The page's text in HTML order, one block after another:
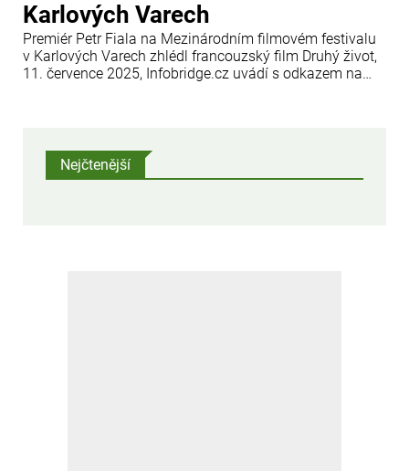
Karlových Varech
Premiér Petr Fiala na Mezinárodním filmovém festivalu
v Karlových Varech zhlédl francouzský film Druhý život,
11. července 2025, Infobridge.cz uvádí s odkazem na
Nejčtenější